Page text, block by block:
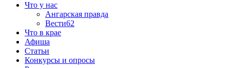
Что у нас
Ангарская правда
Вести62
Что в крае
Афиша
Статьи
Конкурсы и опросы